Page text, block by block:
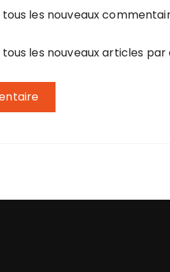
les nouveaux
les nouveaux articles par